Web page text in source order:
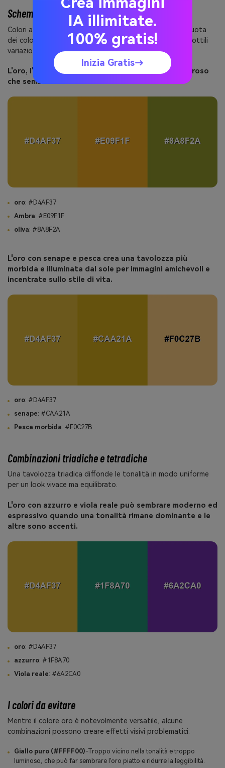
Schemi di colore analoghi
Colori analoghi si trovano adiacenti l'uno all'altro sulla ruota
dei colori, creando tavolozze armoniose e coesive con sottili
variazioni.
L'oro, l'ambra e l'oliva creano un flusso caldo e terroso
che sembra naturale e radicato.
oro: #D4AF37
Ambra: #E09F1F
oliva: #8A8F2A
L'oro con senape e pesca crea una tavolozza più
morbida e illuminata dal sole per immagini amichevoli e
incentrate sullo stile di vita.
oro: #D4AF37
senape: #CAA21A
Pesca morbida: #F0C27B
Combinazioni triadiche e tetradiche
Una tavolozza triadica diffonde le tonalità in modo uniforme
per un look vivace ma equilibrato.
L'oro con azzurro e viola reale può sembrare moderno ed
espressivo quando una tonalità rimane dominante e le
altre sono accenti.
oro: #D4AF37
azzurro: #1F8A70
Viola reale: #6A2CA0
I colori da evitare
Mentre il colore oro è notevolmente versatile, alcune
combinazioni possono creare effetti visivi problematici:
Giallo puro (#FFFF00)-Troppo vicino nella tonalità e troppo
luminoso, che può far sembrare l'oro piatto e ridurre la leggibilità.
IA illimitate.
100% gratis!
Inizia Gratis→